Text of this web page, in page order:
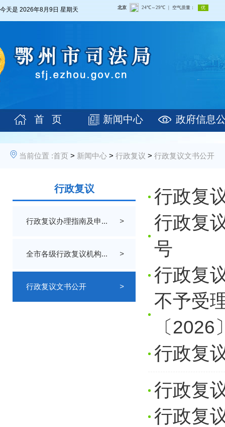
今天是 2026年8月9日 星期天
首 页 新闻中心 政府信息
当前位置 :首页 > 新闻中心 > 行政复议 > 行政复议文书公开
行政复议
行政复议办理指南及申... >
全市各级行政复议机构... >
行政复议文书公开 >
行政复
行政复
号
行政复
不予受
〔2026
行政复
行政复
行政复